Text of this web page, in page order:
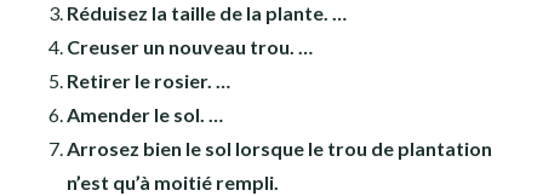
Réduisez la taille de la plante. …
Creuser un nouveau trou. …
Retirer le rosier. …
Amender le sol. …
Arrosez bien le sol lorsque le trou de plantation
n’est qu’à moitié rempli.